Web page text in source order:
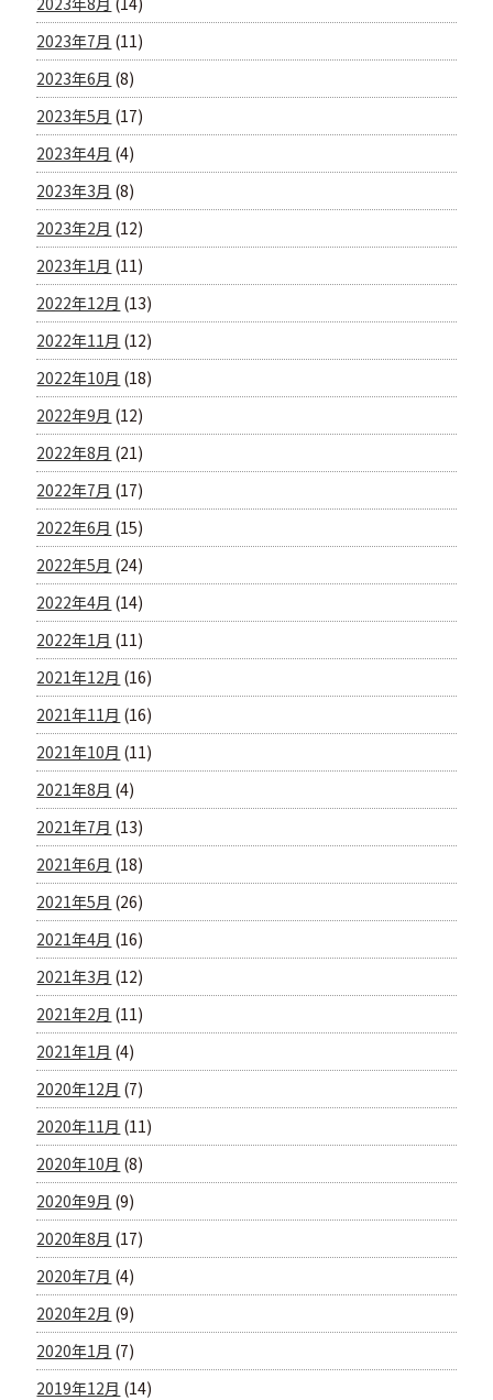
2023年7月 (11)
2023年6月 (8)
2023年5月 (17)
2023年4月 (4)
2023年3月 (8)
2023年2月 (12)
2023年1月 (11)
2022年12月 (13)
2022年11月 (12)
2022年10月 (18)
2022年9月 (12)
2022年8月 (21)
2022年7月 (17)
2022年6月 (15)
2022年5月 (24)
2022年4月 (14)
2022年1月 (11)
2021年12月 (16)
2021年11月 (16)
2021年10月 (11)
2021年8月 (4)
2021年7月 (13)
2021年6月 (18)
2021年5月 (26)
2021年4月 (16)
2021年3月 (12)
2021年2月 (11)
2021年1月 (4)
2020年12月 (7)
2020年11月 (11)
2020年10月 (8)
2020年9月 (9)
2020年8月 (17)
2020年7月 (4)
2020年2月 (9)
2020年1月 (7)
2019年12月 (14)